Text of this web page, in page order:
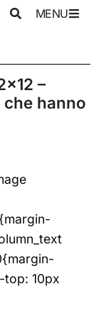
MENU
–
hanno
10px